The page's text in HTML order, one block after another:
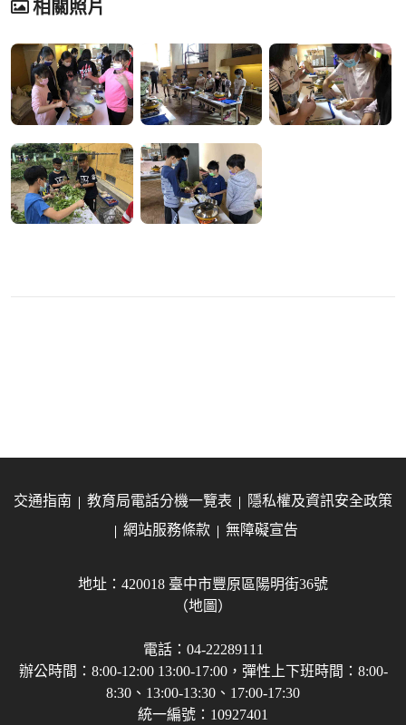
相關照片
交通指南 教育局電話分機一覽表
隱私權及資訊安全政策
網站服務條款
無障礙宣告
地址：420018 臺中市豐原區陽明街36號
（地圖）
電話：04-22289111
辦公時間：8:00-12:00 13:00-17:00，彈性上下班時間：8:00-
8:30、13:00-13:30、17:00-17:30
統一編號：10927401